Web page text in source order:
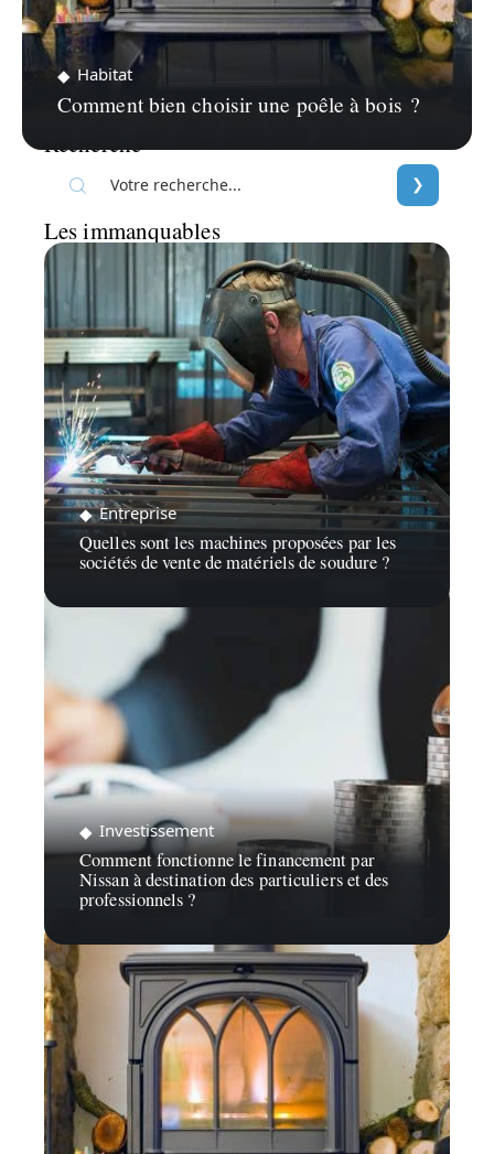
Habitat
Comment bien choisir une poêle à bois ?
Recherche
Les immanquables
Entreprise
Quelles sont les machines proposées par les
sociétés de vente de matériels de soudure ?
Investissement
Comment fonctionne le financement par
Nissan à destination des particuliers et des
professionnels ?